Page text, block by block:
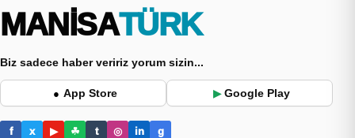
MANİSA TÜRK
Biz sadece haber veririz yorum sizin...
● App Store ▶ Google Play
f x ▶ ☘ t ◎ in g